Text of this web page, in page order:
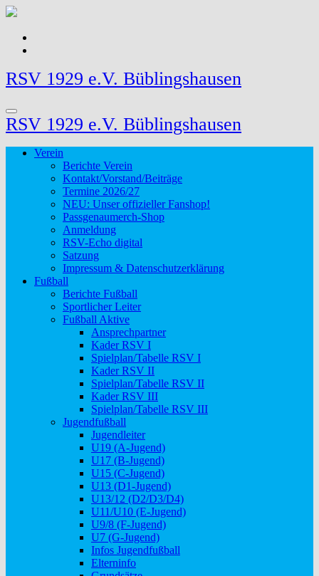
Zum
springen
RSV 1929 e.V. Büblingshausen
RSV 1929 e.V. Büblingshausen
Verein
Berichte Verein
Kontakt/Vorstand/Beiträge
Termine 2026/27
NEU: Unser offizieller Fanshop!
Passgenaumerch-Shop
Anmeldung
RSV-Echo digital
Satzung
Impressum & Datenschutzerklärung
Fußball
Berichte Fußball
Sportlicher Leiter
Fußball Aktive
Ansprechpartner
Kader RSV I
Spielplan/Tabelle RSV I
Kader RSV II
Spielplan/Tabelle RSV II
Kader RSV III
Spielplan/Tabelle RSV III
Jugendfußball
Jugendleiter
U19 (A-Jugend)
U17 (B-Jugend)
U15 (C-Jugend)
U13 (D1-Jugend)
U13/12 (D2/D3/D4)
U11/U10 (E-Jugend)
U9/8 (F-Jugend)
U7 (G-Jugend)
Infos Jugendfußball
Elterninfo